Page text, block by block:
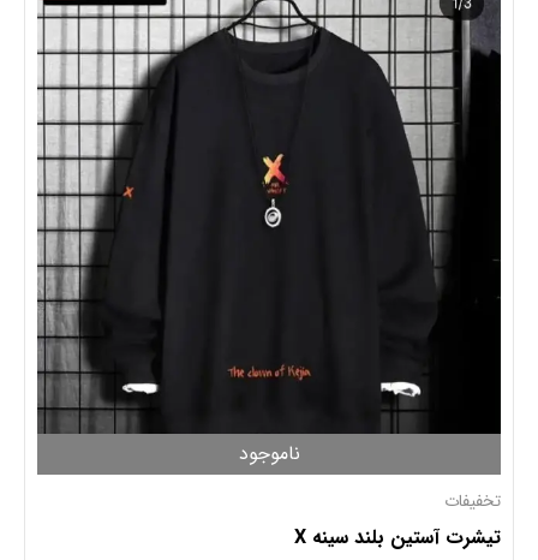
ناموجود
تخفیفات
تیشرت آستین بلند سینه X